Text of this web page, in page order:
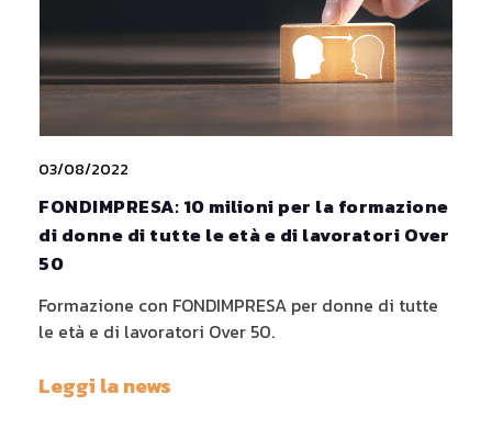
03/08/2022
FONDIMPRESA: 10 milioni per la formazione
di donne di tutte le età e di lavoratori Over
50
Formazione con FONDIMPRESA per donne di tutte
le età e di lavoratori Over 50.
Leggi la news